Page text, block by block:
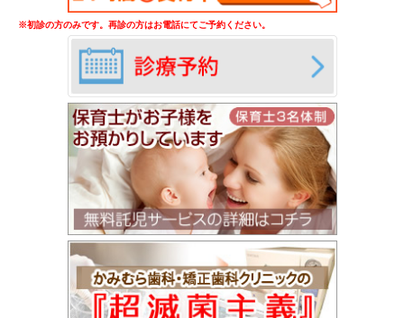
※初診の方のみです。再診の方はお電話にてご予約ください。